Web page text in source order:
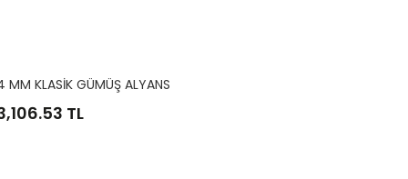
Mm Siyah Kaplama Düz Gümüş Alyans
TL